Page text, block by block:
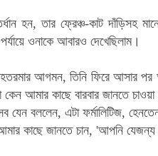
হন,তার ফ্রেঞ্চ-কাট দাঁড়িসহ
ওনাকে আবারও দেখেছিলাম।
আগমন, তিনি ফিরে আসার পর
আমার কাছে বারবার জানতে চাওয়া
যেন বললেন, এটা ফর্মালিটিজ,
কাছে জানতে চান, 'আপনি যেজন্য